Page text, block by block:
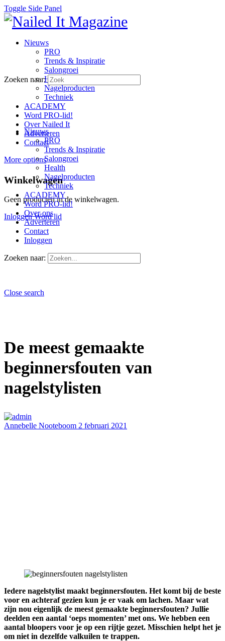
Toggle Side Panel
Nieuws
PRO
Trends & Inspiratie
Salongroei
Health
Nagelproducten
Techniek
ACADEMY
Word PRO-lid!
Over Nailed It
Adverteren
Contact
More options
Winkelwagen
Geen producten in de winkelwagen.
Inloggen Word lid
Zoeken naar:
Nieuws
PRO
Trends & Inspiratie
Salongroei
Health
Nagelproducten
Techniek
ACADEMY
Word PRO-lid!
Over ons
Adverteren
Contact
Inloggen
Zoeken naar:
Close search
De meest gemaakte
beginnersfouten van
nagelstylisten
Annebelle Nooteboom 2 februari 2021
Iedere nagelstylist maakt beginnersfouten. Het komt bij de beste
voor en achteraf gezien kun je er vaak om lachen. Maar wat
zijn nou eigenlijk de meest gemaakte beginnersfouten? Jullie
deelden een aantal ‘oeps momenten’ met ons. We hebben een
aantal bloopers voor je op een rijtje gezet. Misschien helpt het je
om niet in dezelfde valkuilen te trappen.